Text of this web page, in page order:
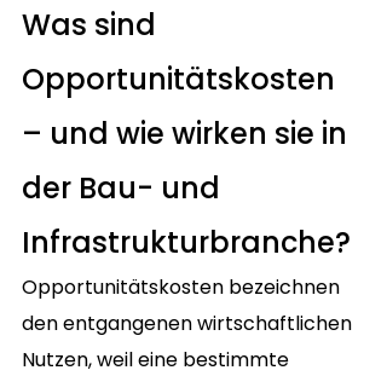
Was sind
Opportunitätskosten
– und wie wirken sie in
der Bau- und
Infrastrukturbranche?
Opportunitätskosten bezeichnen
den entgangenen wirtschaftlichen
Nutzen, weil eine bestimmte